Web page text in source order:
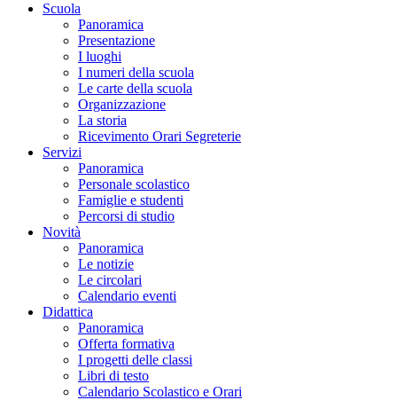
Scuola
Panoramica
Presentazione
I luoghi
I numeri della scuola
Le carte della scuola
Organizzazione
La storia
Ricevimento Orari Segreterie
Servizi
Panoramica
Personale scolastico
Famiglie e studenti
Percorsi di studio
Novità
Panoramica
Le notizie
Le circolari
Calendario eventi
Didattica
Panoramica
Offerta formativa
I progetti delle classi
Libri di testo
Calendario Scolastico e Orari